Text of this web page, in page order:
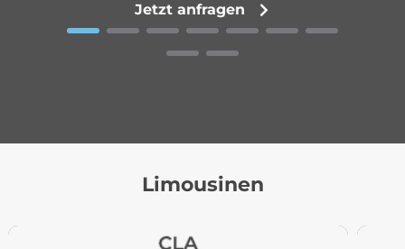
Jetzt anfragen
Limousinen